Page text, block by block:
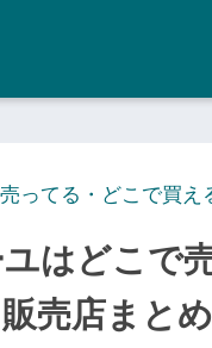
ってる・どこで買え
はどこで
売店まと